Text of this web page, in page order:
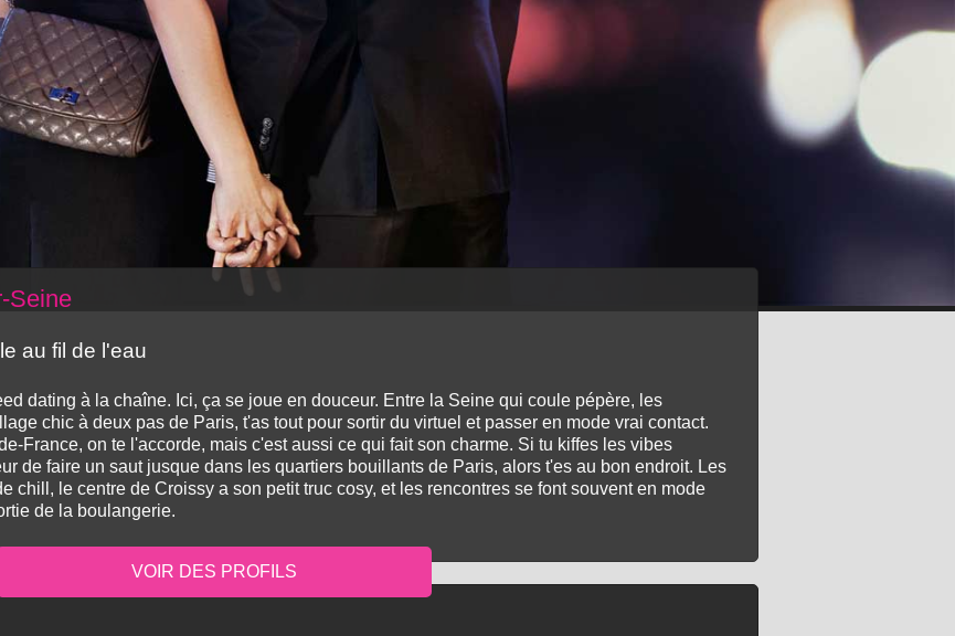
Seine
au fil de l'eau
dating à la chaîne. Ici, ça se joue en douceur. Entre la Seine qui coule pépère, les
chic à deux pas de Paris, t'as tout pour sortir du virtuel et passer en mode vrai contact.
France, on te l'accorde, mais c'est aussi ce qui fait son charme. Si tu kiffes les vibes
de faire un saut jusque dans les quartiers bouillants de Paris, alors t'es au bon endroit. Les
chill, le centre de Croissy a son petit truc cosy, et les rencontres se font souvent en mode
de la boulangerie.